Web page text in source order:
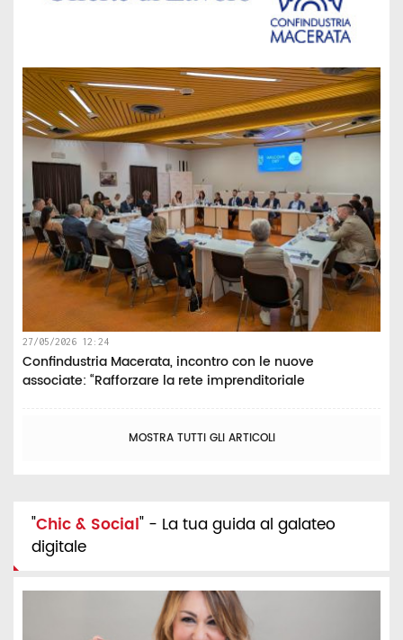
27/05/2026 12:24
Confindustria Macerata, incontro con le nuove
associate: “Rafforzare la rete imprenditoriale
MOSTRA TUTTI GLI ARTICOLI
"Chic & Social" - La tua guida al galateo
digitale